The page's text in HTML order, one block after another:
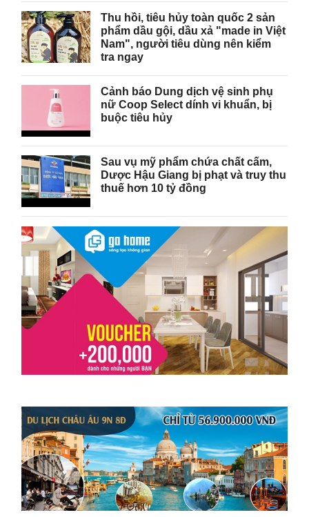
Thu hồi, tiêu hủy toàn quốc 2 sản
phẩm dầu gội, dầu xả "made in Việt
Nam", người tiêu dùng nên kiểm
tra ngay
Cảnh báo Dung dịch vệ sinh phụ
nữ Coop Select dính vi khuẩn, bị
buộc tiêu hủy
Sau vụ mỹ phẩm chứa chất cấm,
Dược Hậu Giang bị phạt và truy thu
thuế hơn 10 tỷ đồng